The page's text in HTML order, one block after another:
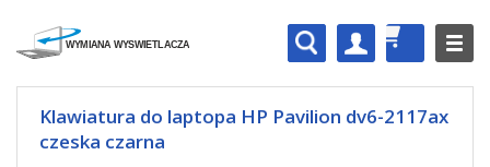
Klawiatura do laptopa HP Pavilion dv6-2117ax
czeska czarna